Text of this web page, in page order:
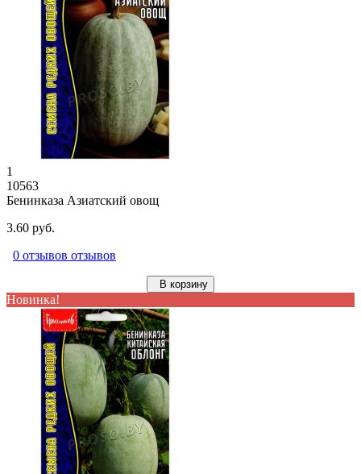
1
10563
Бенинказа Азиатский овощ
3.60 руб.
0 отзывов отзывов
В корзину
Новинка!